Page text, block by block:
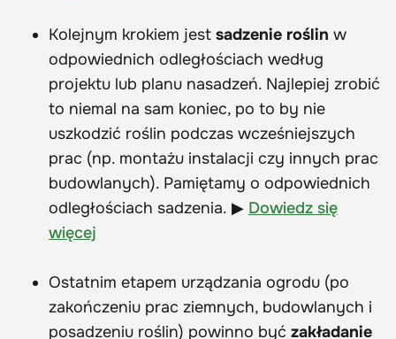
Kolejnym krokiem jest sadzenie roślin w
odpowiednich odległościach według
projektu lub planu nasadzeń. Najlepiej zrobić
to niemal na sam koniec, po to by nie
uszkodzić roślin podczas wcześniejszych
prac (np. montażu instalacji czy innych prac
budowlanych). Pamiętamy o odpowiednich
odległościach sadzenia. ▶ Dowiedz się
więcej
Ostatnim etapem urządzania ogrodu (po
zakończeniu prac ziemnych, budowlanych i
posadzeniu roślin) powinno być zakładanie